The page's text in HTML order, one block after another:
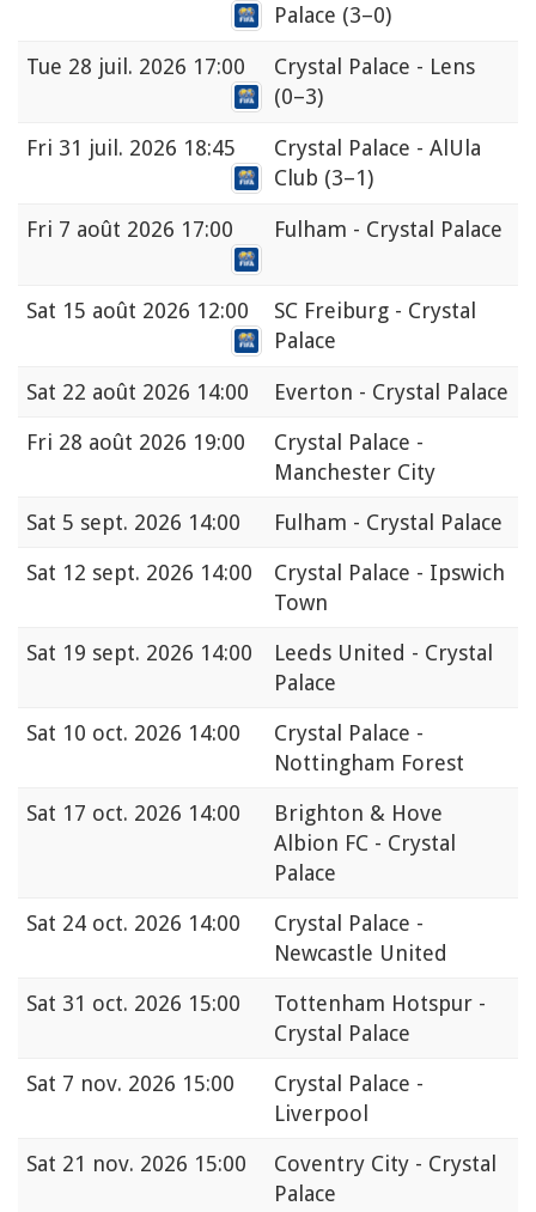
Palace (3–0)
Tue 28 juil. 2026 17:00
Crystal Palace - Lens
(0–3)
Fri 31 juil. 2026 18:45
Crystal Palace - AlUla
Club (3–1)
Fri 7 août 2026 17:00 Fulham - Crystal Palace
Sat 15 août 2026 12:00
SC Freiburg - Crystal
Palace
Sat 22 août 2026 14:00
Everton - Crystal Palace
Fri 28 août 2026 19:00
Crystal Palace -
Manchester City
Sat 5 sept. 2026 14:00
Fulham - Crystal Palace
Sat 12 sept. 2026 14:00
Crystal Palace - Ipswich
Town
Sat 19 sept. 2026 14:00
Leeds United - Crystal
Palace
Sat 10 oct. 2026 14:00
Crystal Palace -
Nottingham Forest
Sat 17 oct. 2026 14:00
Brighton & Hove
Albion FC - Crystal
Palace
Sat 24 oct. 2026 14:00
Crystal Palace -
Newcastle United
Sat 31 oct. 2026 15:00
Tottenham Hotspur -
Crystal Palace
Sat 7 nov. 2026 15:00
Crystal Palace -
Liverpool
Sat 21 nov. 2026 15:00
Coventry City - Crystal
Palace